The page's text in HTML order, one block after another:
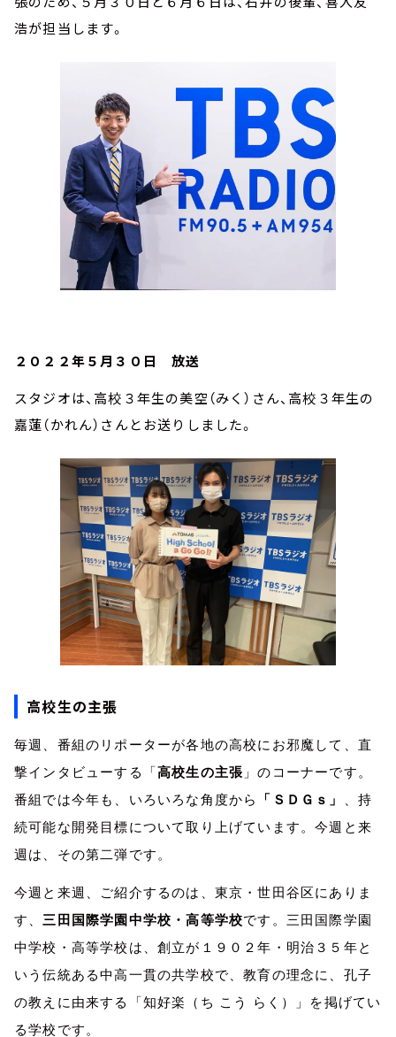
浩が担当します。
２０２２年５月３０日 放送
スタジオは、高校３年生の美空（みく）さん、高校３年生の
嘉蓮（かれん）さんとお送りしました。
高校生の主張
毎週、番組のリポーターが各地の高校にお邪魔して、直
撃インタビューする「 高校生の主張 」のコーナーです。
番組では今年も、いろいろな角度から
「ＳＤＧｓ」
、持
続可能な開発目標について取り上げています。今週と来
週は、その第二弾です。
今週と来週、ご紹介するのは、東京・世田谷区にありま
す、 三田国際学園中学校・高等学校です。三田国際学園
中学校・高等学校は、創立が１９０２年・明治３５年と
いう伝統ある中高一貫の共学校で、教育の理念に、孔子
の教えに由来する「知好楽（ち こう らく）」を掲げてい
る学校です。